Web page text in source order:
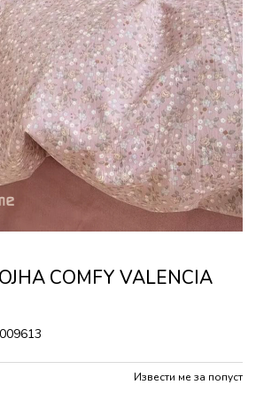
COMFY VALENCIA
Извести ме за попуст